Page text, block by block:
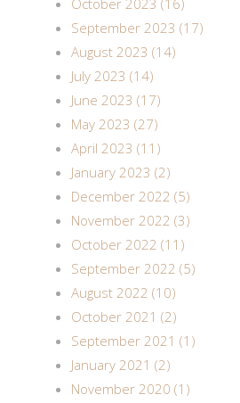
October 2023 (16)
September 2023 (17)
August 2023 (14)
July 2023 (14)
June 2023 (17)
May 2023 (27)
April 2023 (11)
January 2023 (2)
December 2022 (5)
November 2022 (3)
October 2022 (11)
September 2022 (5)
August 2022 (10)
October 2021 (2)
September 2021 (1)
January 2021 (2)
November 2020 (1)